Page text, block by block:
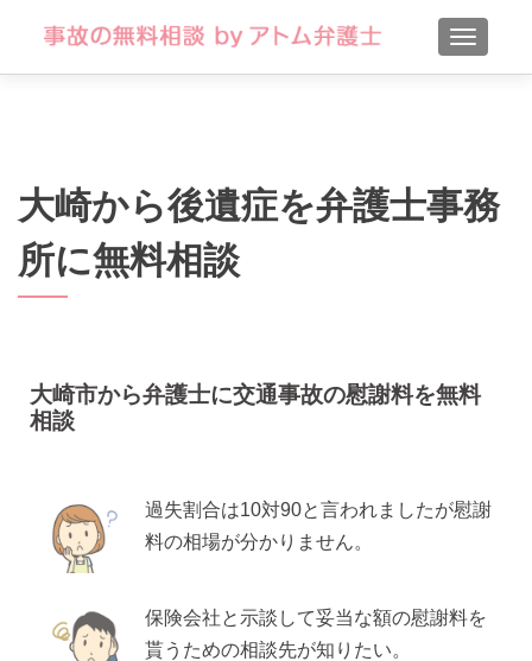
大崎から後遺症を弁護士事務
所に無料相談
大崎市から弁護士に交通事故の慰謝料を無料
相談
過失割合は10対90と言われましたが慰謝
料の相場が分かりません。
保険会社と示談して妥当な額の慰謝料を
貰うための相談先が知りたい。